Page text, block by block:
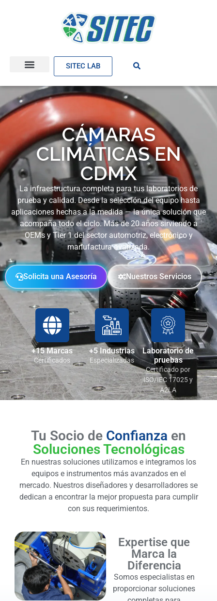
SITEC LAB
CÁMARAS
CLIMÁTICAS EN
CDMX
La infraestructura completa para tus laboratorios de
prueba y calidad. Desde la selección del equipo hasta
aplicaciones hechas a la medida — la única solución que
acompaña todo el ciclo. Más de 20 años sirviendo a
OEMs y Tier 1 del sector automotriz, electrónico y
manufactura avanzada.
Solicita una Asesoría Nuestros Servicios
+15 Marcas
Certificados
+5 Industrias
Especializadas
Laboratorio de
pruebas
Certificado por
ISO/IEC 17025 y
A2LA
Tu Socio de Confianza en
Soluciones Tecnológicas
En nuestras soluciones utilizamos e integramos los
equipos e instrumentos más avanzados en el
mercado. Nuestros diseñadores y desarrolladores se
dedican a encontrar la mejor propuesta para cumplir
con sus requerimientos.
Expertise que
Marca la
Diferencia
Somos especialistas en
proporcionar soluciones